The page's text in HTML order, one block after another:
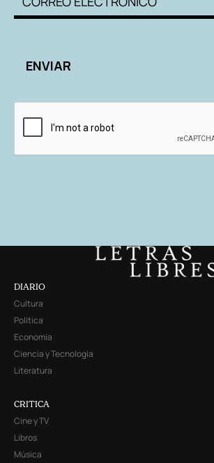
DIARIO
Cultura
Política
Economía
Ciencia y Tecnología
Literatura
CRITICA
Cine y TV
Libros
Música